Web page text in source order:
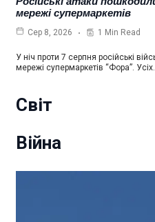
мережі супермаркетів
Сер 8, 2026 1 Min Read
У ніч проти 7 серпня російські
мережі супермаркетів “Фора”.
Світ
Війна